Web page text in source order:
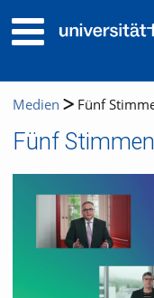
Medien Fünf
Fünf